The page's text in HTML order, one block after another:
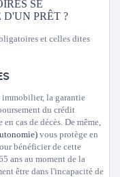
SE
PRÊT ?
et celles dites
immobilier, la garantie
du crédit
cas de décès. De même,
vous protège en
bénéficier de cette
ans au moment de la
être dans l'incapacité de